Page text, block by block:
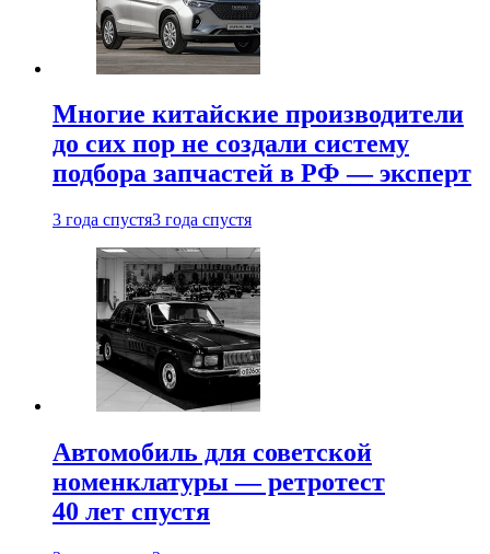
Многие китайские производители
до сих пор не создали систему
подбора запчастей в РФ — эксперт
3 года спустя3 года спустя
Автомобиль для советской
номенклатуры — ретротест
40 лет спустя